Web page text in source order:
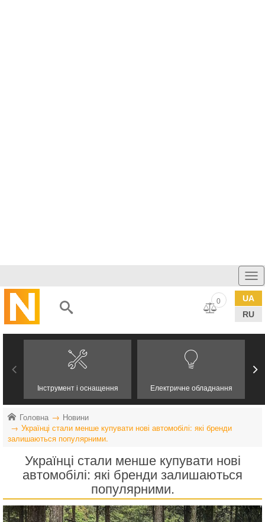
UA
RU
0
Інструмент і оснащення Електричне обладнання
Головна
Новини
Українці стали менше купувати нові автомобілі: які бренди
залишаються популярними.
Українці стали менше купувати нові
автомобілі: які бренди залишаються
популярними.